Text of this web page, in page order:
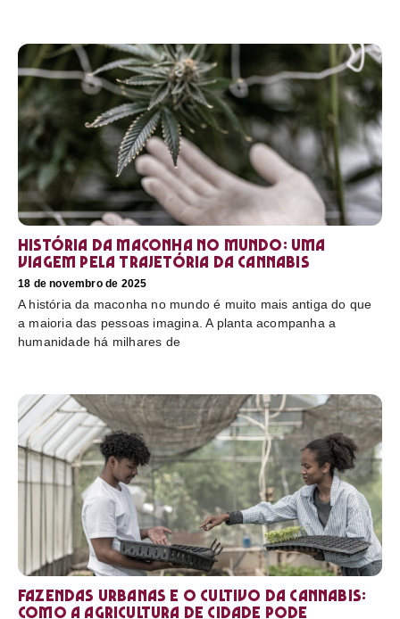
História da maconha no mundo: uma
viagem pela trajetória da cannabis
18 de novembro de 2025
A história da maconha no mundo é muito mais antiga do que
a maioria das pessoas imagina. A planta acompanha a
humanidade há milhares de
Fazendas urbanas e o cultivo da cannabis:
como a agricultura de cidade pode